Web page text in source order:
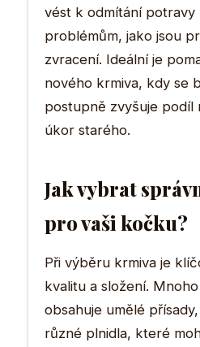
vést k odmítání potravy
problémům, jako jsou
zvracení. Ideální je
nového krmiva, kdy se
postupně zvyšuje podíl
úkor starého.
Jak vybrat
pro vaši kočku?
Při výběru krmiva je
kvalitu a složení.
obsahuje umělé
různé plnidla, které